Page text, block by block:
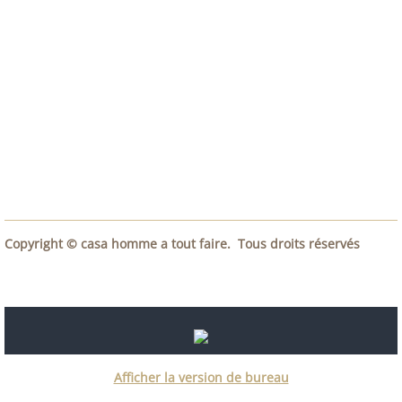
Copyright © casa homme a tout faire. Tous droits réservés
Afficher la version de bureau